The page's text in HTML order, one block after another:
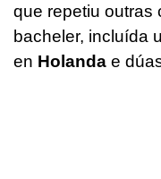
que repetiu outras
bacheler, incluída
en Holanda e